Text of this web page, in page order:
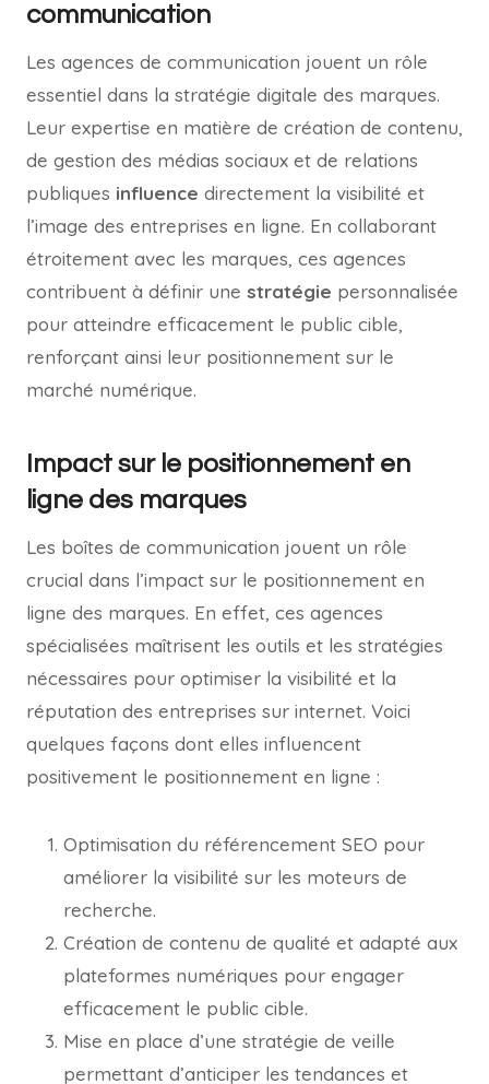
communication
Les agences de communication jouent un rôle
essentiel dans la stratégie digitale des marques.
Leur expertise en matière de création de contenu,
de gestion des médias sociaux et de relations
publiques influence directement la visibilité et
l’image des entreprises en ligne. En collaborant
étroitement avec les marques, ces agences
contribuent à définir une stratégie personnalisée
pour atteindre efficacement le public cible,
renforçant ainsi leur positionnement sur le
marché numérique.
Impact sur le positionnement en
ligne des marques
Les boîtes de communication jouent un rôle
crucial dans l’impact sur le positionnement en
ligne des marques. En effet, ces agences
spécialisées maîtrisent les outils et les stratégies
nécessaires pour optimiser la visibilité et la
réputation des entreprises sur internet. Voici
quelques façons dont elles influencent
positivement le positionnement en ligne :
Optimisation du référencement SEO pour
améliorer la visibilité sur les moteurs de
recherche.
Création de contenu de qualité et adapté aux
plateformes numériques pour engager
efficacement le public cible.
Mise en place d’une stratégie de veille
permettant d’anticiper les tendances et